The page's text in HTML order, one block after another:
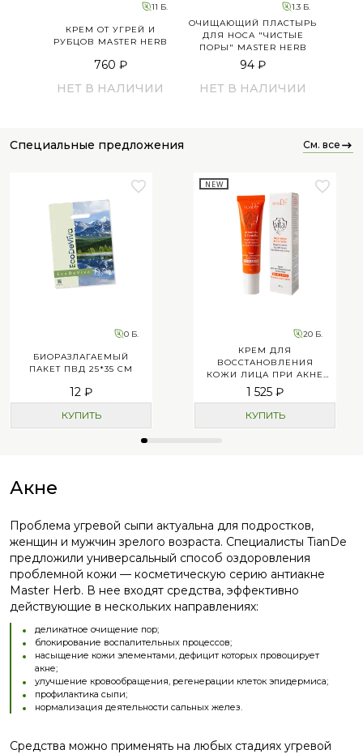
11 Б.
КРЕМ ОТ УГРЕЙ И
РУБЦОВ MASTER HERB
760 ₽
НЕТ В НАЛИЧИИ
1.3 Б.
ОЧИЩАЮЩИЙ ПЛАСТЫРЬ
ДЛЯ НОСА "ЧИСТЫЕ
ПОРЫ" MASTER HERB
94 ₽
НЕТ В НАЛИЧИИ
специальные предложения см. все
0 Б.
БИОРАЗЛАГАЕМЫЙ
ПАКЕТ ПВД 25*35 СМ
12 ₽
КУПИТЬ
NEW
20 Б.
КРЕМ ДЛЯ
ВОССТАНОВЛЕНИЯ
КОЖИ ЛИЦА ПРИ АКНЕ
«ПОЛЫНЬ И ЦЕНТЕЛЛА»
1 525 ₽
КУПИТЬ
Акне
Проблема угревой сыпи актуальна для подростков,
женщин и мужчин зрелого возраста. Специалисты TianDe
предложили универсальный способ оздоровления
проблемной кожи — косметическую серию антиакне
Master Herb. В нее входят средства, эффективно
действующие в нескольких направлениях:
деликатное очищение пор;
блокирование воспалительных процессов;
насыщение кожи элементами, дефицит которых провоцирует
акне;
улучшение кровообращения, регенерации клеток эпидермиса;
профилактика сыпи;
нормализация деятельности сальных желез.
Средства можно применять на любых стадиях угревой